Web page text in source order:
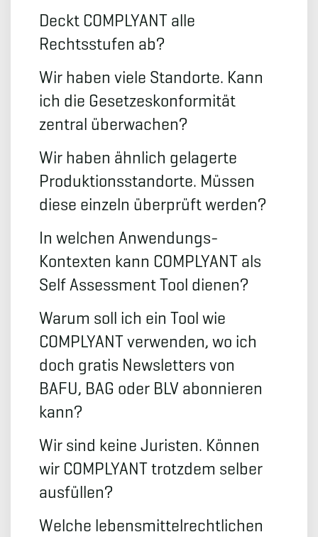
Deckt COMPLYANT alle
Rechtsstufen ab?
Wir haben viele Standorte. Kann
ich die Gesetzeskonformität
zentral überwachen?
Wir haben ähnlich gelagerte
Produktionsstandorte. Müssen
diese einzeln überprüft werden?
In welchen Anwendungs-
Kontexten kann COMPLYANT als
Self Assessment Tool dienen?
Warum soll ich ein Tool wie
COMPLYANT verwenden, wo ich
doch gratis Newsletters von
BAFU, BAG oder BLV abonnieren
kann?
Wir sind keine Juristen. Können
wir COMPLYANT trotzdem selber
ausfüllen?
Welche lebensmittelrechtlichen